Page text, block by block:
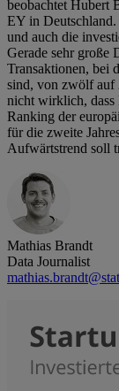
beobachtet Hubert
EY in Deutschland.
und auch die
Gerade sehr große
Transaktionen, bei
sind, von zwölf auf
nicht wirklich, dass
Ranking der
für die zweite
Aufwärtstrend soll
Mathias Brandt
Data Journalist